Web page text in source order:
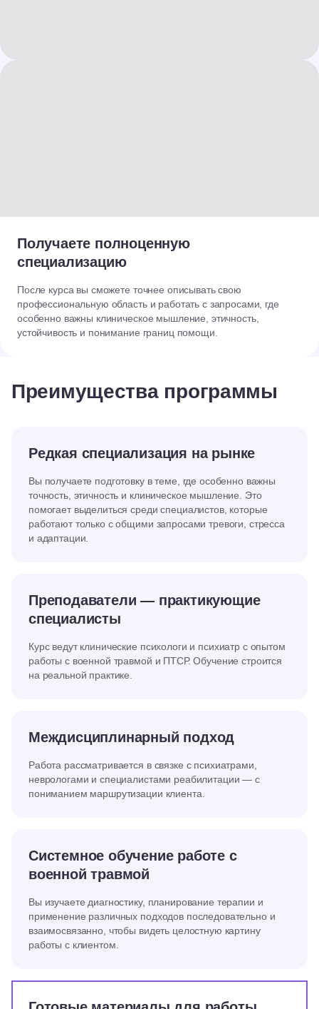
Получаете полноценную
специализацию
После курса вы сможете точнее описывать свою
профессиональную область и работать с запросами, где
особенно важны клиническое мышление, этичность,
устойчивость и понимание границ помощи.
Преимущества программы
Редкая специализация на рынке
Вы получаете подготовку в теме, где особенно важны
точность, этичность и клиническое мышление. Это
помогает выделиться среди специалистов, которые
работают только с общими запросами тревоги, стресса
и адаптации.
Преподаватели — практикующие
специалисты
Курс ведут клинические психологи и психиатр с опытом
работы с военной травмой и ПТСР. Обучение строится
на реальной практике.
Междисциплинарный подход
Работа рассматривается в связке с психиатрами,
неврологами и специалистами реабилитации — с
пониманием маршрутизации клиента.
Системное обучение работе с
военной травмой
Вы изучаете диагностику, планирование терапии и
применение различных подходов последовательно и
взаимосвязанно, чтобы видеть целостную картину
работы с клиентом.